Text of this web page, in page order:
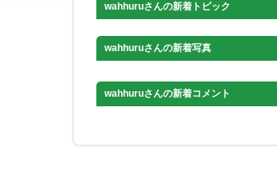
wahhuruさんの新着トピック
wahhuruさんの新着写真
wahhuruさんの新着コメント